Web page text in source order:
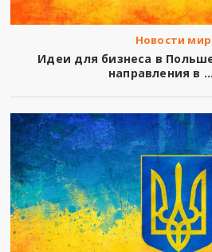
Новости
Идеи для бизнеса в
направления в ...